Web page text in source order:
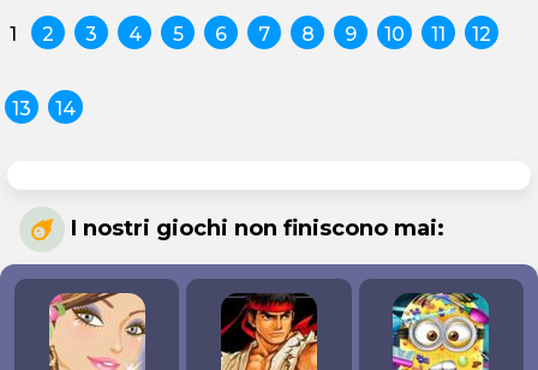
1 2 3 4 5 6 7 8 9 10 11 12
13 14
I nostri giochi non finiscono mai: